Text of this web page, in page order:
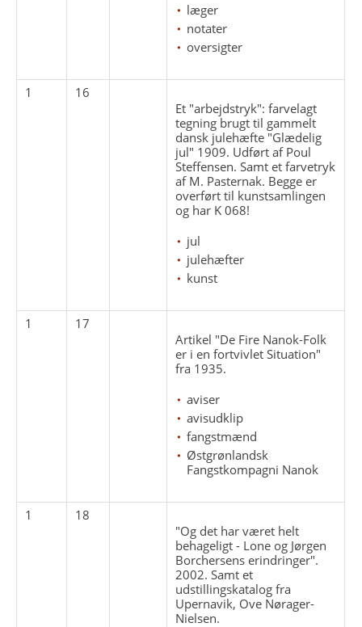
læger
notater
oversigter
1
16
Et "arbejdstryk": farvelagt
tegning brugt til gammelt
dansk julehæfte "Glædelig
jul" 1909. Udført af Poul
Steffensen. Samt et farvetryk
af M. Pasternak. Begge er
overført til kunstsamlingen
og har K 068!
jul
julehæfter
kunst
1
17
Artikel "De Fire Nanok-Folk
er i en fortvivlet Situation"
fra 1935.
aviser
avisudklip
fangstmænd
Østgrønlandsk
Fangstkompagni Nanok
1
18
"Og det har været helt
behageligt - Lone og Jørgen
Borchersens erindringer".
2002. Samt et
udstillingskatalog fra
Upernavik, Ove Nørager-
Nielsen.